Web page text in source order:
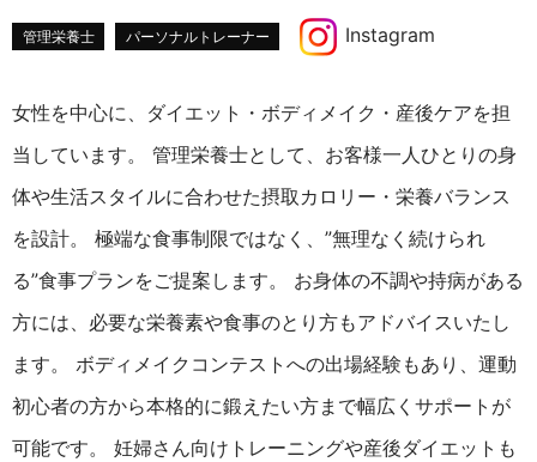
管理栄養士 パーソナルトレーナー Instagram
女性を中心に、ダイエット・ボディメイク・産後ケアを担
当しています。 管理栄養士として、お客様一人ひとりの身
体や生活スタイルに合わせた摂取カロリー・栄養バランス
を設計。 極端な食事制限ではなく、”無理なく続けられ
る”食事プランをご提案します。 お身体の不調や持病がある
方には、必要な栄養素や食事のとり方もアドバイスいたし
ます。 ボディメイクコンテストへの出場経験もあり、運動
初心者の方から本格的に鍛えたい方まで幅広くサポートが
可能です。 妊婦さん向けトレーニングや産後ダイエットも